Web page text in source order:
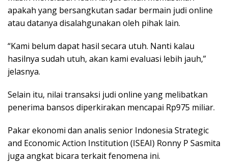
apakah yang bersangkutan sadar bermain judi online
atau datanya disalahgunakan oleh pihak lain.
“Kami belum dapat hasil secara utuh. Nanti kalau
hasilnya sudah utuh, akan kami evaluasi lebih jauh,”
jelasnya.
Selain itu, nilai transaksi judi online yang melibatkan
penerima bansos diperkirakan mencapai Rp975 miliar.
Pakar ekonomi dan analis senior Indonesia Strategic
and Economic Action Institution (ISEAI) Ronny P Sasmita
juga angkat bicara terkait fenomena ini.